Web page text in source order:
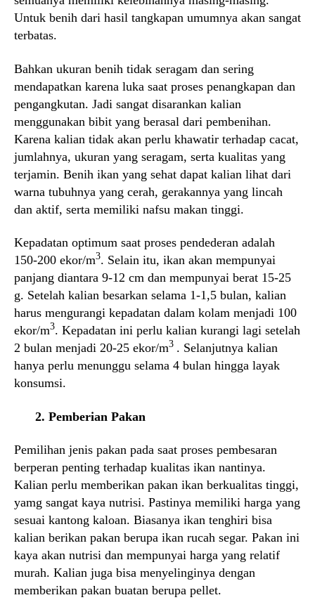
Untuk benih dari hasil tangkapan umumnya akan sangat
terbatas.
Bahkan ukuran benih tidak seragam dan sering
mendapatkan karena luka saat proses penangkapan dan
pengangkutan. Jadi sangat disarankan kalian
menggunakan bibit yang berasal dari pembenihan.
Karena kalian tidak akan perlu khawatir terhadap cacat,
jumlahnya, ukuran yang seragam, serta kualitas yang
terjamin. Benih ikan yang sehat dapat kalian lihat dari
warna tubuhnya yang cerah, gerakannya yang lincah
dan aktif, serta memiliki nafsu makan tinggi.
Kepadatan optimum saat proses pendederan adalah
150-200 ekor/m3. Selain itu, ikan akan mempunyai
panjang diantara 9-12 cm dan mempunyai berat 15-25
g. Setelah kalian besarkan selama 1-1,5 bulan, kalian
harus mengurangi kepadatan dalam kolam menjadi 100
ekor/m3. Kepadatan ini perlu kalian kurangi lagi setelah
2 bulan menjadi 20-25 ekor/m3 . Selanjutnya kalian
hanya perlu menunggu selama 4 bulan hingga layak
konsumsi.
2. Pemberian Pakan
Pemilihan jenis pakan pada saat proses pembesaran
berperan penting terhadap kualitas ikan nantinya.
Kalian perlu memberikan pakan ikan berkualitas tinggi,
yamg sangat kaya nutrisi. Pastinya memiliki harga yang
sesuai kantong kaloan. Biasanya ikan tenghiri bisa
kalian berikan pakan berupa ikan rucah segar. Pakan ini
kaya akan nutrisi dan mempunyai harga yang relatif
murah. Kalian juga bisa menyelinginya dengan
memberikan pakan buatan berupa pellet.